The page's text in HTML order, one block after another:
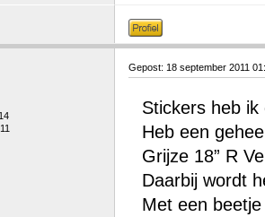
Gepost: 18 september 2011
Stickers heb
Heb een
Grijze 18” R
Daarbij wordt
Met een